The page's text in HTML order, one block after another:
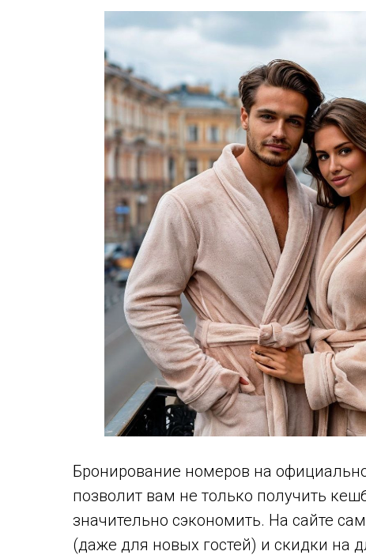
Бронирование номеров на
позволит вам не только получить
значительно сэкономить. На сайте
(даже для новых гостей) и скидки на